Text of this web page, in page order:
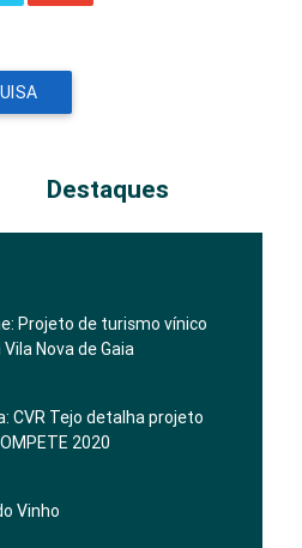
Destaques
Projeto de turismo vínico
Nova de Gaia
CVR Tejo detalha projeto
2020
Vinho